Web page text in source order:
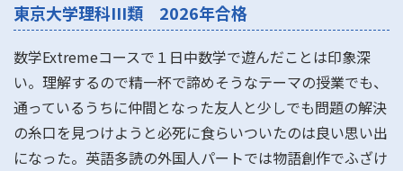
東京大学理科III類 2026年合格
数学Extremeコースで１日中数学で遊んだことは印象深
い。理解するので精一杯で諦めそうなテーマの授業でも、
通っているうちに仲間となった友人と少しでも問題の解決
の糸口を見つけようと必死に食らいついたのは良い思い出
になった。英語多読の外国人パートでは物語創作でふざけ